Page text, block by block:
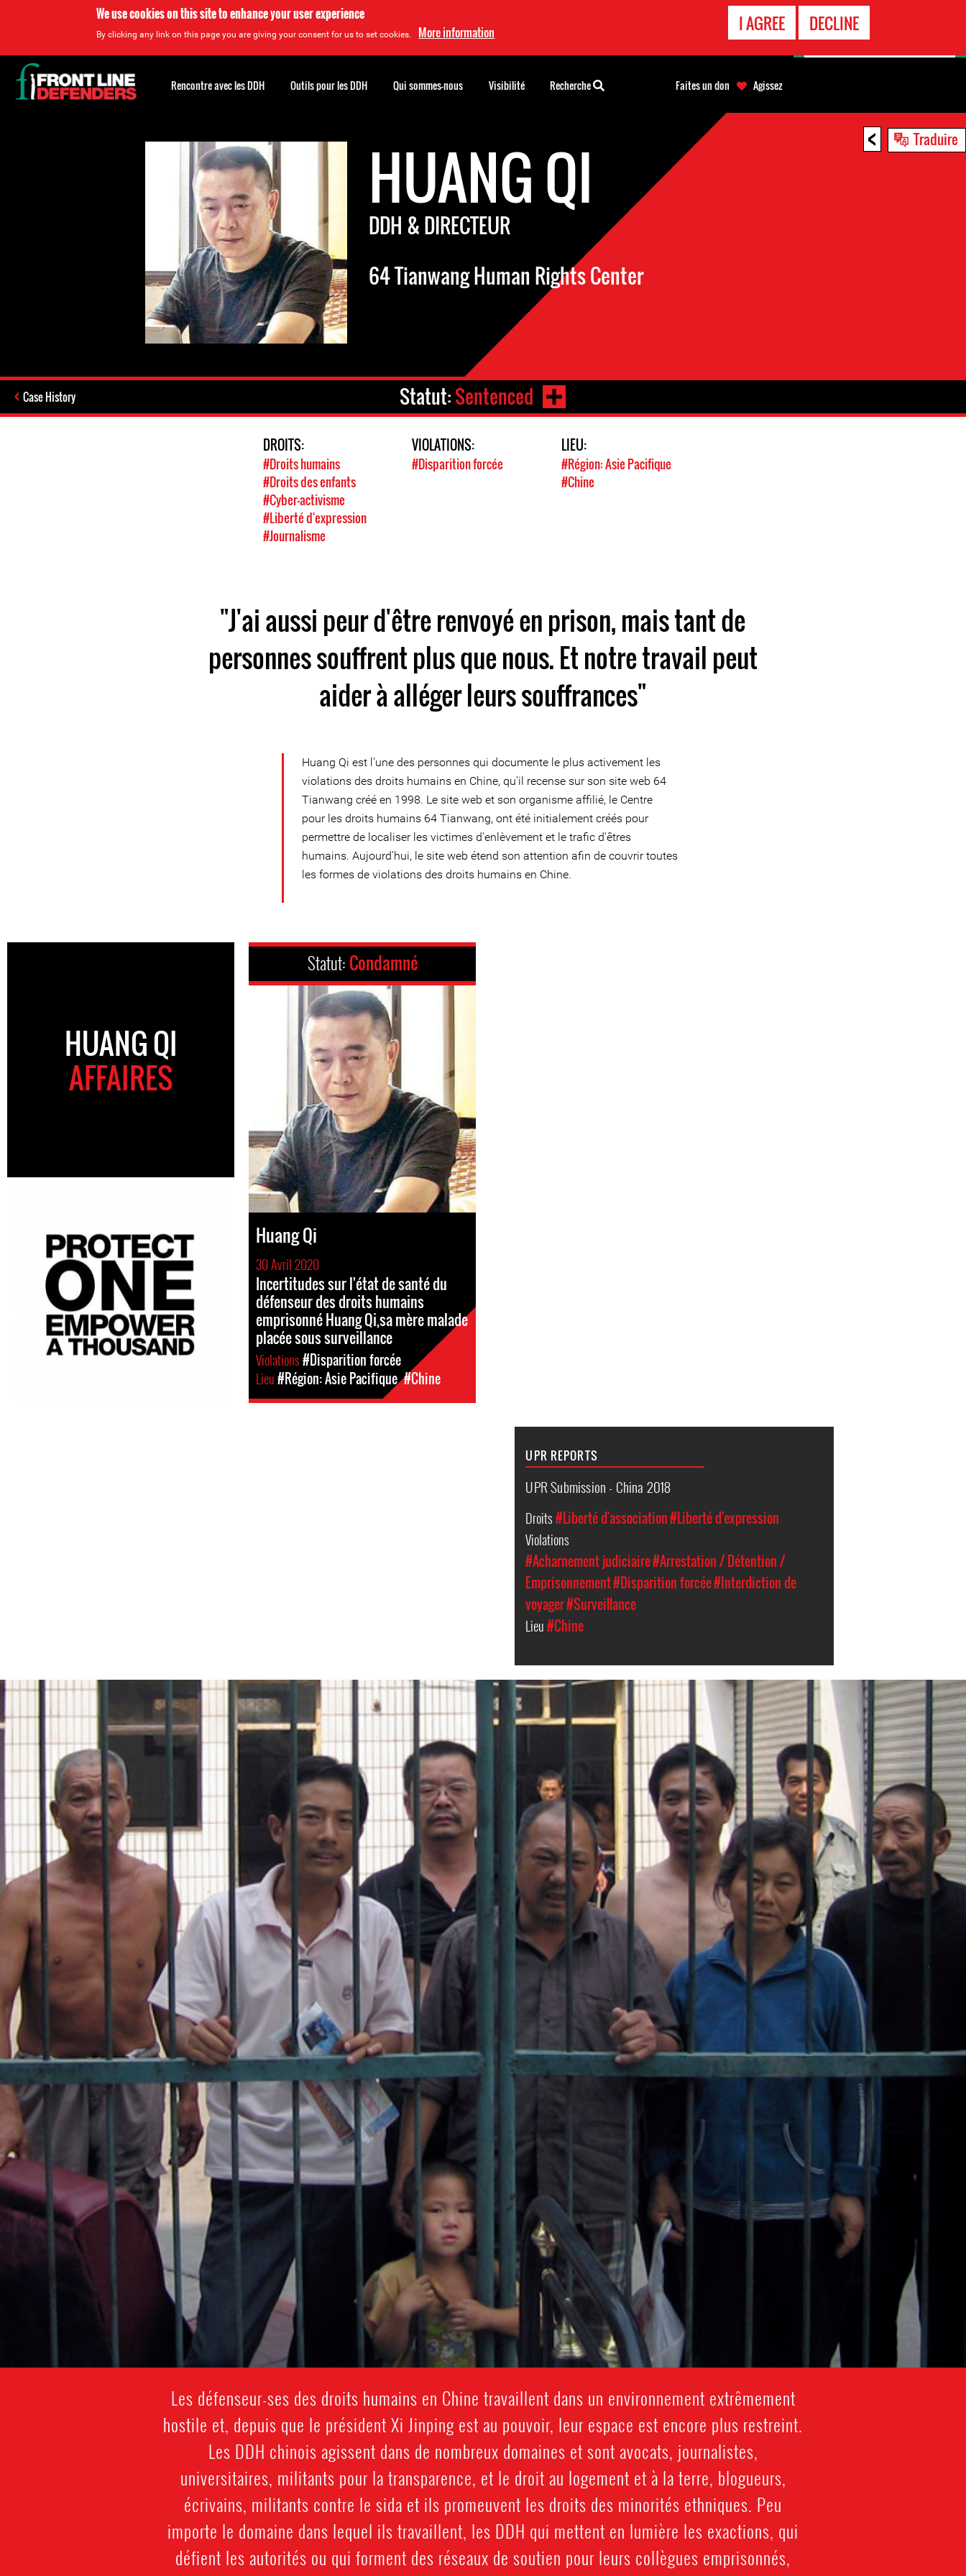
We use cookies on this site to enhance your user experience
By clicking any link on this page you are giving your consent for us to set cookies. More information I AGREE DECLINE
< Traduire
HUANG QI
DDH & DIRECTEUR
64 Tianwang Human Rights Center
Case History Statut:Sentenced
DROITS:
#Droits humains
#Droits des enfants
#Cyber-activisme
#Liberté d'expression
#Journalisme
VIOLATIONS:
#Disparition forcée
LIEU:
#Région: Asie Pacifique
#Chine
"J'ai aussi peur d'être renvoyé en prison, mais tant de
personnes souffrent plus que nous. Et notre travail peut
aider à alléger leurs souffrances"
Huang Qi est l'une des personnes qui documente le plus activement les
violations des droits humains en Chine, qu'il recense sur son site web 64
Tianwang créé en 1998. Le site web et son organisme affilié, le Centre
pour les droits humains 64 Tianwang, ont été initialement créés pour
permettre de localiser les victimes d'enlèvement et le trafic d'êtres
humains. Aujourd'hui, le site web étend son attention afin de couvrir toutes
les formes de violations des droits humains en Chine.
HUANG QI
AFFAIRES
Statut: Condamné
Huang Qi
30 Avril 2020
Incertitudes sur l'état de santé du
défenseur des droits humains
emprisonné Huang Qi,sa mère malade
placée sous surveillance
Violations#Disparition forcée
Lieu#Région: Asie Pacifique #Chine
UPR REPORTS
UPR Submission - China 2018
Droits#Liberté d'association#Liberté d'expression
Violations
#Acharnement judiciaire#Arrestation / Détention /
Emprisonnement#Disparition forcée#Interdiction de
voyager#Surveillance
Lieu#Chine
china-
general-
context.jpg
Les défenseur-ses des droits humains en Chine travaillent dans un environnement extrêmement
hostile et, depuis que le président Xi Jinping est au pouvoir, leur espace est encore plus restreint.
Les DDH chinois agissent dans de nombreux domaines et sont avocats, journalistes,
universitaires, militants pour la transparence, et le droit au logement et à la terre, blogueurs,
écrivains, militants contre le sida et ils promeuvent les droits des minorités ethniques. Peu
importe le domaine dans lequel ils travaillent, les DDH qui mettent en lumière les exactions, qui
défient les autorités ou qui forment des réseaux de soutien pour leurs collègues emprisonnés,
Back
to
top
Rencontre avec les DDH Outils pour les DDH Qui sommes-nous Visibilité Recherche Faites un don Agissez
D'URGENCE